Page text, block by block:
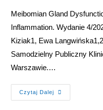
Meibomian Gland
Inflammation. Wydanie 4/
Kiziak1, Ewa
Samodzielny Publiczny
Warszawie.…
Czytaj Dalej